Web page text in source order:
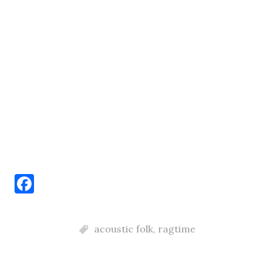
acoustic folk, ragtime